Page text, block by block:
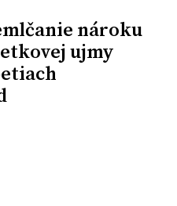
nároku
ujmy